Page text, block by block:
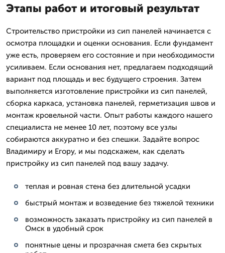
Этапы работ и итоговый результат
Строительство пристройки из сип панелей начинается с
осмотра площадки и оценки основания. Если фундамент
уже есть, проверяем его состояние и при необходимости
усиливаем. Если основания нет, предлагаем подходящий
вариант под площадь и вес будущего строения. Затем
выполняется изготовление пристройки из сип панелей,
сборка каркаса, установка панелей, герметизация швов и
монтаж кровельной части. Опыт работы каждого нашего
специалиста не менее 10 лет, поэтому все узлы
собираются аккуратно и без спешки. Задайте вопрос
Владимиру и Егору, и мы подскажем, как сделать
пристройку из сип панелей под вашу задачу.
теплая и ровная стена без длительной усадки
быстрый монтаж и возведение без тяжелой техники
возможность заказать пристройку из сип панелей в
Омск в удобный срок
понятные цены и прозрачная смета без скрытых